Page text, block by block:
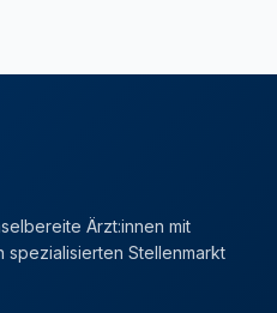
Ärzt:innen mit
Stellenmarkt